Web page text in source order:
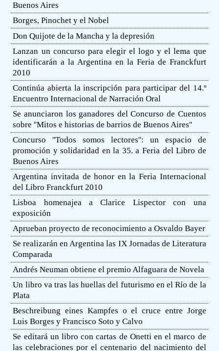
Buenos Aires
Borges, Pinochet y el Nobel
Don Quijote de la Mancha y la depresión
Lanzan un concurso para elegir el logo y el lema que
identificarán a la Argentina en la Feria de Franckfurt
2010
Continúa abierta la inscripción para participar del 14.º
Encuentro Internacional de Narración Oral
Se anunciaron los ganadores del Concurso de Cuentos
sobre ''Mitos e historias de barrios de Buenos Aires''
Concurso ''Todos somos lectores'': un espacio de
promoción y solidaridad en la 35. a Feria del Libro de
Buenos Aires
Argentina invitada de honor en la Feria Internacional
del Libro Franckfurt 2010
Lisboa homenajea a Clarice Lispector con una
exposición
Aprueban proyecto de reconocimiento a Osvaldo Bayer
Se realizarán en Argentina las IX Jornadas de Literatura
Comparada
Andrés Neuman obtiene el premio Alfaguara de Novela
Un libro va tras las huellas del futurismo en el Río de la
Plata
Beschreibung eines Kampfes o el cruce entre Jorge
Luis Borges y Francisco Soto y Calvo
Se editará un libro con cartas de Onetti en el marco de
las celebraciones por el centenario del nacimiento del